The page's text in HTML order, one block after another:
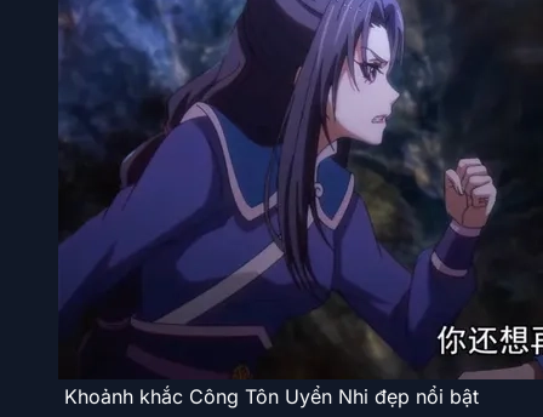
Khoảnh khắc Công Tôn Uyển Nhi đẹp nổi bật